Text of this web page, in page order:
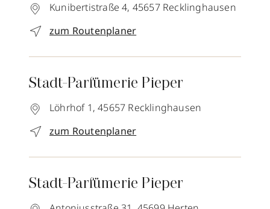
Kunibertistraße 4, 45657 Recklinghausen
zum Routenplaner
Stadt-Parfümerie Pieper
Löhrhof 1, 45657 Recklinghausen
zum Routenplaner
Stadt-Parfümerie Pieper